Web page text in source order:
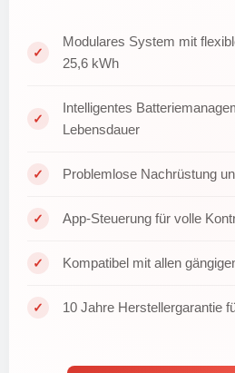
Modulares System mit
25,6 kWh
Intelligentes
Lebensdauer
Problemlose Nachrüstung
App-Steuerung für volle
Kompatibel mit allen
10 Jahre Herstellergarantie